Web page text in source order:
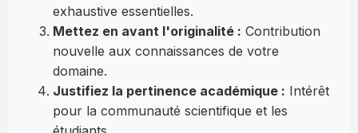
exhaustive essentielles.
Mettez en avant l'originalité : Contribution
nouvelle aux connaissances de votre
domaine.
Justifiez la pertinence académique : Intérêt
pour la communauté scientifique et les